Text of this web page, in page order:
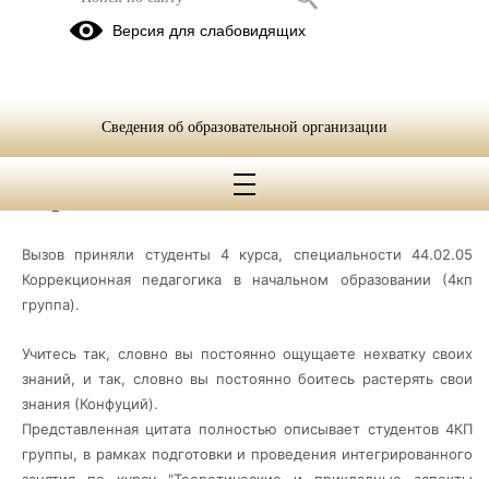
МЕТОДИЧЕСКИЙ ЧЕЛЛЕНДЖ В
КАМЫШЛОВСКОМ
#Учиться_в_колледже_интересно
Вызов приняли студенты 4 курса, специальности 44.02.05
Коррекционная педагогика в начальном образовании (4кп
группа).
Учитесь так, словно вы постоянно ощущаете нехватку своих
знаний, и так, словно вы постоянно боитесь растерять свои
знания (Конфуций).
Представленная цитата полностью описывает студентов 4КП
группы, в рамках подготовки и проведения интегрированного
Версия для слабовидящих
Сведения об образовательной организации